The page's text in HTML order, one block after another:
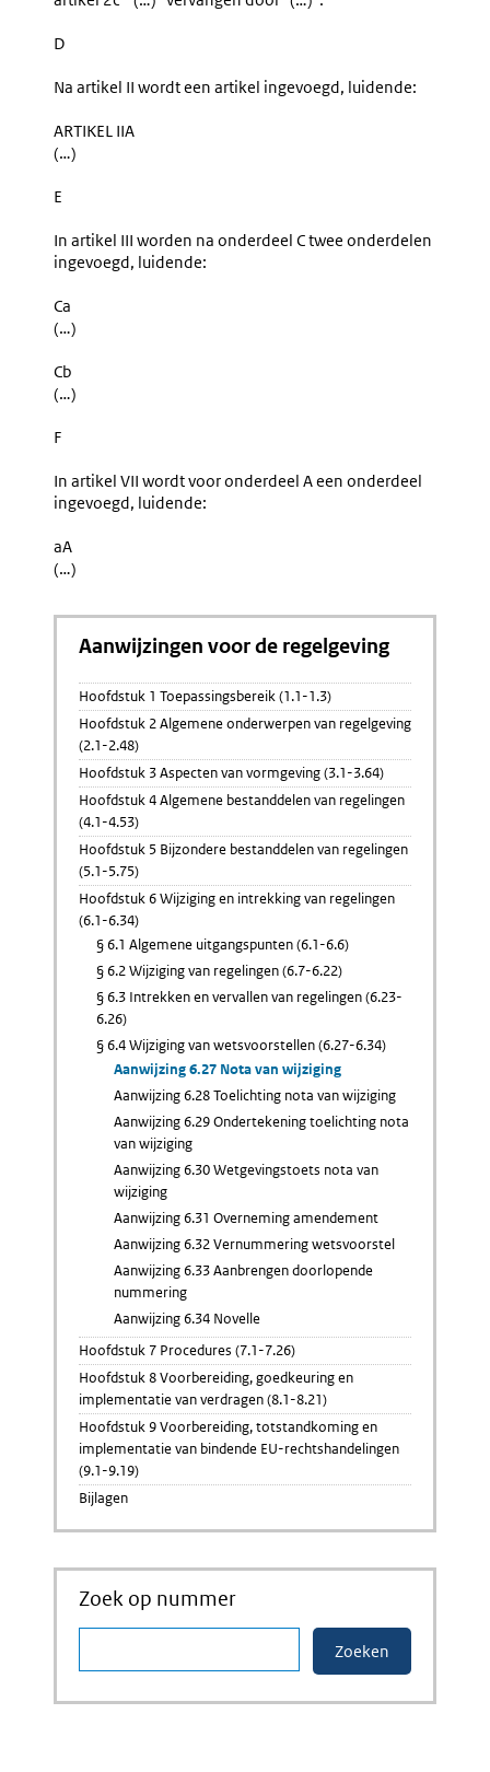
D
Na artikel II wordt een artikel ingevoegd, luidende:
ARTIKEL IIA
(…)
E
In artikel III worden na onderdeel C twee onderdelen
ingevoegd, luidende:
Ca
(…)
Cb
(…)
F
In artikel VII wordt voor onderdeel A een onderdeel
ingevoegd, luidende:
aA
(…)
Aanwijzingen voor de regelgeving
Hoofdstuk 1 Toepassingsbereik (1.1-1.3)
Hoofdstuk 2 Algemene onderwerpen van regelgeving
(2.1-2.48)
Hoofdstuk 3 Aspecten van vormgeving (3.1-3.64)
Hoofdstuk 4 Algemene bestanddelen van regelingen
(4.1-4.53)
Hoofdstuk 5 Bijzondere bestanddelen van regelingen
(5.1-5.75)
Hoofdstuk 6 Wijziging en intrekking van regelingen
(6.1-6.34)
§ 6.1 Algemene uitgangspunten (6.1-6.6)
§ 6.2 Wijziging van regelingen (6.7-6.22)
§ 6.3 Intrekken en vervallen van regelingen (6.23-
6.26)
§ 6.4 Wijziging van wetsvoorstellen (6.27-6.34)
Aanwijzing 6.27 Nota van wijziging
Aanwijzing 6.28 Toelichting nota van wijziging
Aanwijzing 6.29 Ondertekening toelichting nota
van wijziging
Aanwijzing 6.30 Wetgevingstoets nota van
wijziging
Aanwijzing 6.31 Overneming amendement
Aanwijzing 6.32 Vernummering wetsvoorstel
Aanwijzing 6.33 Aanbrengen doorlopende
nummering
Aanwijzing 6.34 Novelle
Hoofdstuk 7 Procedures (7.1-7.26)
Hoofdstuk 8 Voorbereiding, goedkeuring en
implementatie van verdragen (8.1-8.21)
Hoofdstuk 9 Voorbereiding, totstandkoming en
implementatie van bindende EU-rechtshandelingen
(9.1-9.19)
Bijlagen
Zoek op nummer